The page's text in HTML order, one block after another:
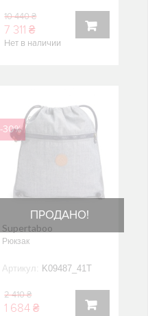
10 440 ₴
7 311 ₴
Нет в наличии
ПРОДАНО!
-30%
Supertaboo
Рюкзак
Артикул: K09487_41T
2 410 ₴
1 684 ₴